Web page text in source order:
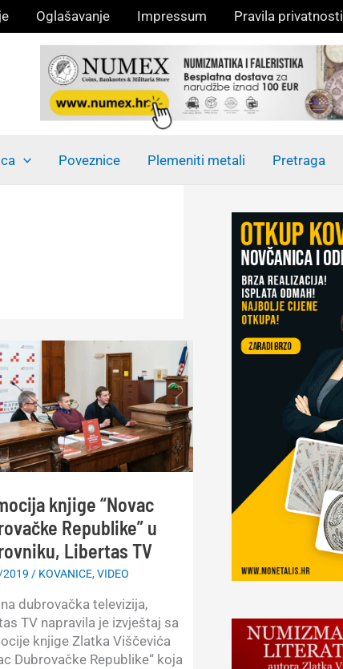
Oglašavanje Impressum Pravila privatnosti
Poveznice Plemeniti metali Pretraga
knjige “Novac
Republike” u
Libertas TV
/ KOVANICE,VIDEO
dubrovačka televizija,
TV napravila je izvještaj sa
knjige Zlatka Viščevića
Dubrovačke Republike“ koja